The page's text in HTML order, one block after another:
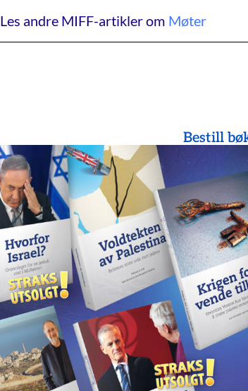
Les andre MIFF-artikler om Møter
Bestill